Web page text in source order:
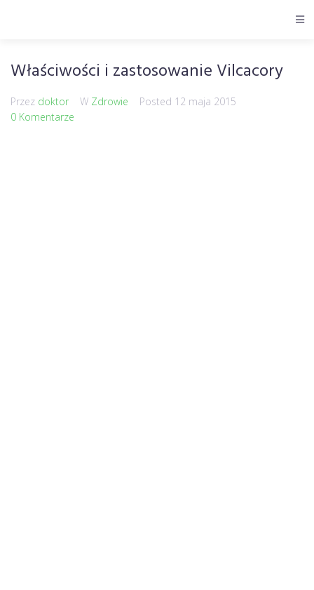
Właściwości i zastosowanie Vilcacory
Przez doktor W Zdrowie Posted 12 maja 2015
0 Komentarze